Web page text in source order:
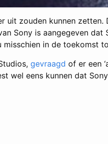
zouden kunnen
Sony is aangegeven dat
in de toekomst
gevraagd of er een
wel eens kunnen dat